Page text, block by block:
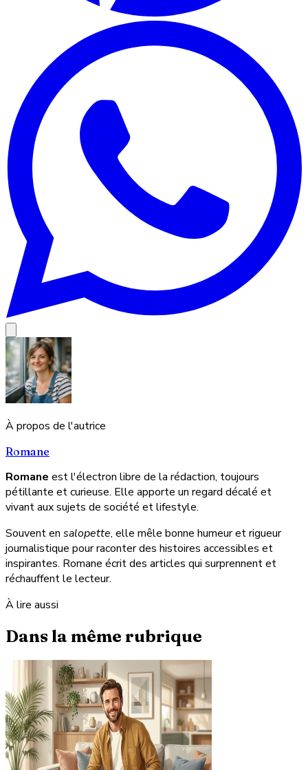
À propos de l'autrice
Romane
Romane est l'électron libre de la rédaction, toujours
pétillante et curieuse. Elle apporte un regard décalé et
vivant aux sujets de société et lifestyle.
Souvent en salopette, elle mêle bonne humeur et rigueur
journalistique pour raconter des histoires accessibles et
inspirantes. Romane écrit des articles qui surprennent et
réchauffent le lecteur.
À lire aussi
Dans la même rubrique